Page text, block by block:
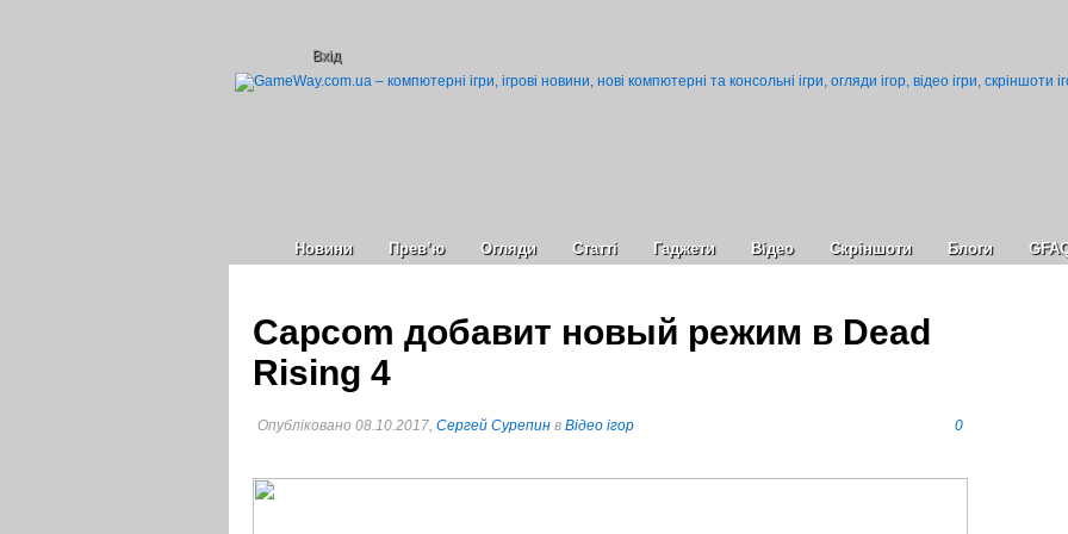
Вхід
Новини Прев’ю Огляди Статті Гаджети Відео Cкріншоти Блоги
Capcom добавит новый режим в Dead
Rising 4
Опубліковано 08.10.2017, Сергей Сурепин в Відео ігор 0